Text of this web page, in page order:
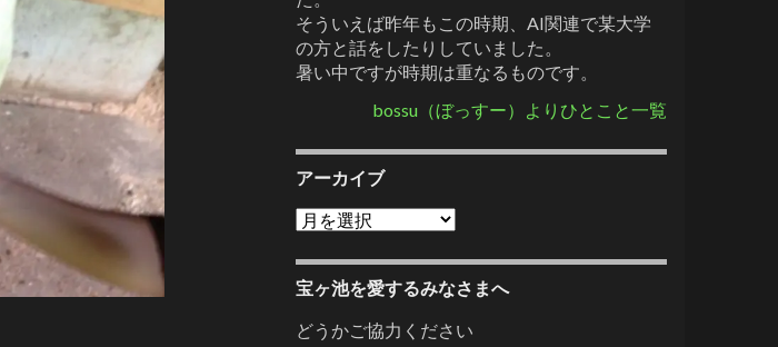
そういえば昨年もこの時期、AI関連で某大学
の方と話をしたりしていました。
暑い中ですが時期は重なるものです。
bossu（ぼっすー）よりひとこと一覧
アーカイブ
アーカイブ
宝ヶ池を愛するみなさまへ
どうかご協力ください